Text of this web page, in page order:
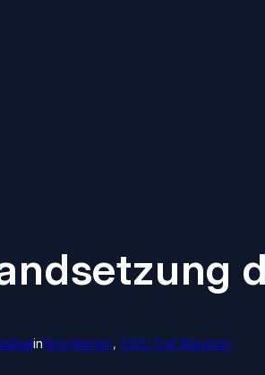
inNeuigkeiten, SWU Trail Blaustein